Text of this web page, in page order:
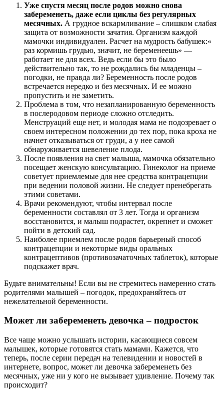
Уже спустя месяц после родов можно снова
забеременеть, даже если циклы без регулярных
месячных. А грудное вскармливание – слишком слабая
защита от возможности зачатия. Организм каждой
мамочки индивидуален. Расчет на мудрость бабушек:«
раз кормишь грудью, значит, не беременеешь» —
работает не для всех. Ведь если бы это было
действительно так, то не рождались бы младенцы –
погодки, не правда ли? Беременность после родов
встречается нередко и без месячных. И ее можно
пропустить и не заметить.
Проблема в том, что незапланированную беременность
в послеродовом периоде сложно отследить.
Менструаций еще нет, и молодая мама не подозревает о
своем интересном положении до тех пор, пока кроха не
начнет отказываться от груди, а у нее самой
обнаруживается шевеление плода.
После появления на свет малыша, мамочка обязательно
посещает женскую консультацию. Гинеколог на приеме
советует приемлемые для нее средства контрацепции
при ведении половой жизни. Не следует пренебрегать
этими советами.
Врачи рекомендуют, чтобы интервал после
беременности составлял от 3 лет. Тогда и организм
восстановится, и малыш подрастет, окрепнет и сможет
пойти в детский сад.
Наиболее приемлем после родов барьерный способ
контрацепции и некоторые виды оральных
контрацептивов (противозачаточных таблеток), которые
подскажет врач.
Будьте внимательны! Если вы не стремитесь намеренно стать
родителями малышей – погодок, предохраняйтесь от
нежелательной беременности.
Может ли забеременеть девочка – подросток
Все чаще можно услышать истории, касающиеся совсем
малышек, которые готовятся стать мамами. Кажется, что
теперь, после серии передач на телевидении и новостей в
интернете, вопрос, может ли девочка забеременеть без
месячных, уже ни у кого не вызывает удивление. Почему так
происходит?